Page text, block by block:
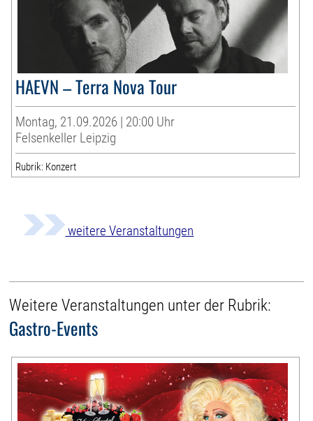
HAEVN – Terra Nova Tour
Montag, 21.09.2026 | 20:00 Uhr
Felsenkeller Leipzig
Rubrik: Konzert
weitere Veranstaltungen
Weitere Veranstaltungen unter der Rubrik:
Gastro-Events